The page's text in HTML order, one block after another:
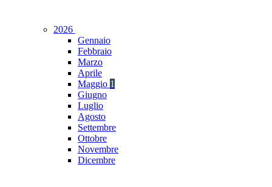
2026
Gennaio
Febbraio
Marzo
Aprile
Maggio 1
Giugno
Luglio
Agosto
Settembre
Ottobre
Novembre
Dicembre